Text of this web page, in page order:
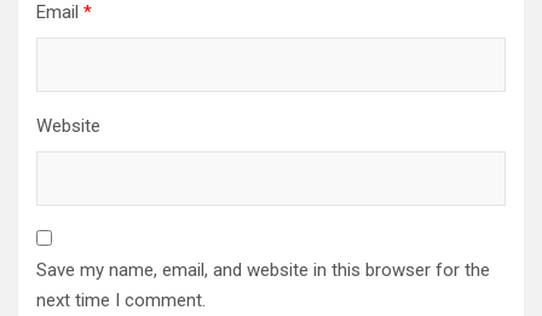
Email *
Website
Save my name, email, and website in this browser for the
next time I comment.